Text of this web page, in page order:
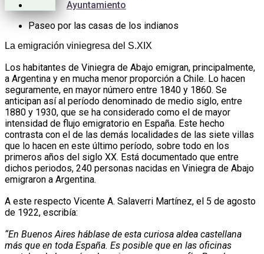
Ayuntamiento
Paseo por las casas de los indianos
La emigración viniegresa del S.XIX
Los habitantes de Viniegra de Abajo emigran, principalmente,
a Argentina y en mucha menor proporción a Chile. Lo hacen
seguramente, en mayor número entre 1840 y 1860. Se
anticipan así al período denominado de medio siglo, entre
1880 y 1930, que se ha considerado como el de mayor
intensidad de flujo emigratorio en España. Este hecho
contrasta con el de las demás localidades de las siete villas
que lo hacen en este último período, sobre todo en los
primeros años del siglo XX. Está documentado que entre
dichos periodos, 240 personas nacidas en Viniegra de Abajo
emigraron a Argentina.
A este respecto Vicente A. Salaverri Martínez, el 5 de agosto
de 1922, escribía:
“En Buenos Aires háblase de esta curiosa aldea castellana
más que en toda España. Es posible que en las oficinas